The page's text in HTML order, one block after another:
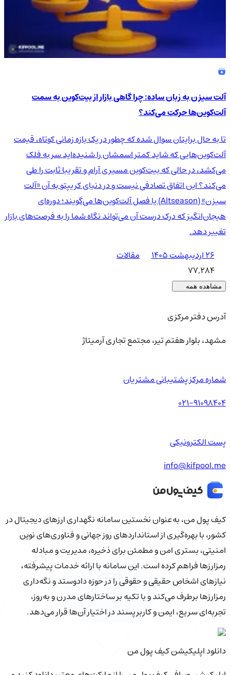
آلت سیزن به زبان ساده: چرا گاهی بازار از بیت‌کوین به سمت
آلت‌کوین‌ها حرکت می‌کند؟
تا به حال برایتان سوال شده که چطور در یک بازه زمانی کوتاه، قیمت
آلت‌کوین‌هایی که شاید کمتر اسمشان را شنیده‌اید سر به فلک
می‌کشد، در حالی که بیت‌کوین مسیری آرام و تقریبا ثابت را طی
می‌کند؟ این اتفاق تصادفی نیست و در دنیای کریپتو به آن «آلت
سیزن» (Altseason) یا فصل آلت‌کوین‌ها می‌گویند؛ دوره‌ای
هیجان‌انگیز که درک درست آن می‌تواند نگاه شما را به فرصت‌های بازار
تغییر دهد.
۲۶ اردیبهشت ۱۴۰۵
مقالات
77,284
مشاهده همه
آدرس دفتر مرکزی
مشهد، بلوار هفتم تیر، مجتمع تجاری آرمیتاژ
شماره مرکز پشتیبانی مشتریان
021-91098404
پست الکترونیکی
info@kifpool.me
کیف‌ پول من، به‌عنوان نخستین سامانه نگهداری ارزهای دیجیتال در
کشور، با بهره‌گیری از استانداردهای روز جهانی و فناوری‌های نوین
امنیتی، بستری امن و مطمئن برای ذخیره، مدیریت و مبادله
رمزارزها فراهم کرده است. این سامانه با ارائه خدمات پیشرفته،
نیازهای اشخاص حقیقی و حقوقی را در حوزه دادوستد و نگه‌داری
رمزارزها برطرف می‌کند و با تکیه بر ساختارهای مدرن و به‌روز،
تجربه‌ای سریع، ایمن و کاربرپسند در اختیار آن‌ها قرار می‌دهد.
دانلود اپلیکیشن کیف‌ پول من